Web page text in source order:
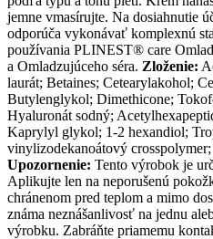
jemne vmasírujte. Na dosiahnutie
odporúča vykonávať komplexnú
používania PLINEST® care
a Omladzujúceho séra. Zloženie:
laurát; Betaines; Cetearylakohol;
Butylenglykol; Dimethicone;
Hyaluronát sodný;
Kaprylyl glykol; 1-2 hexandiol;
vinylizodekanoátový
Upozornenie: Tento výrobok je
Aplikujte len na neporušenú
chránenom pred teplom a mimo
známa neznášanlivosť na jednu
výrobku. Zabráňte priamemu